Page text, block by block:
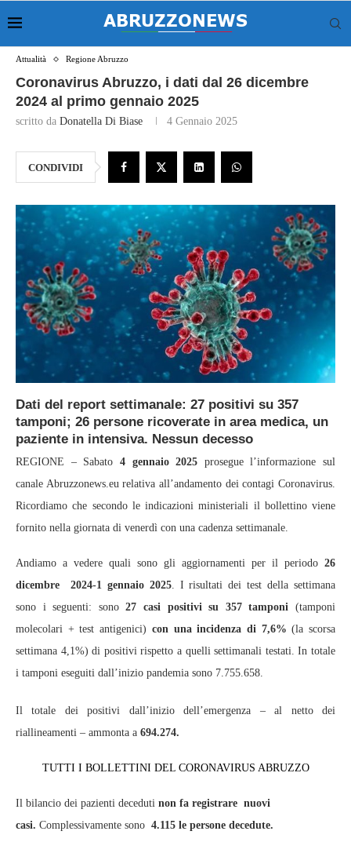
Attualità Regione Abruzzo
Coronavirus Abruzzo, i dati dal 26 dicembre
2024 al primo gennaio 2025
scritto da Donatella Di Biase 4 Gennaio 2025
CONDIVIDI
Dati del report settimanale: 27 positivi su 357
tamponi; 26 persone ricoverate in area medica, un
paziente in intensiva. Nessun decesso
REGIONE – Sabato 4 gennaio 2025 prosegue l’informazione sul
canale Abruzzonews.eu relativa all’andamento dei contagi Coronavirus.
Ricordiamo che secondo le indicazioni ministeriali il bollettino viene
fornito nella giornata di venerdì con una cadenza settimanale.
Andiamo a vedere quali sono gli aggiornamenti per il periodo 26
dicembre 2024-1 gennaio 2025. I risultati dei test della settimana
sono i seguenti: sono27 casi positivi su 357 tamponi(tamponi
molecolari + test antigenici) con una incidenza di 7,6% (la scorsa
settimana 4,1%) di positivi rispetto a quelli settimanali testati. In totale
i tamponi eseguiti dall’inizio pandemia sono 7.755.658.
Il totale dei positivi dall’inizio dell’emergenza – al netto dei
riallineamenti – ammonta a 694.274.
TUTTI I BOLLETTINI DEL CORONAVIRUS ABRUZZO
Il bilancio dei pazienti deceduti non fa registrare nuovi
casi. Complessivamente sono 4.115 le persone decedute.